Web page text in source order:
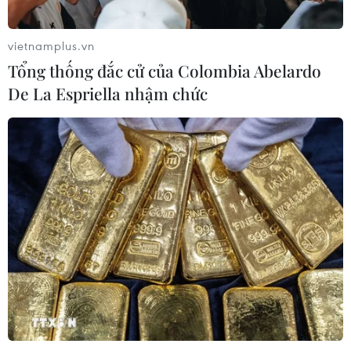
đại
07/08/2026 03:40
Nghệ nhân Đặng Văn Hậu
thổi sức sống mới cho nghệ thuật tò
he truyền thống
07/08/2026 03:19
Nghị quyết số 80-NQ/TW: Hải Phòng
- bản sắc cửa biển và chiều sâu văn
hóa
07/08/2026 03:08
Việt Nam hướng tới trở
thành trung tâm văn hóa và sáng tạo
vietnamplus.vn
Tổng thống đắc cử của Colombia Abelardo
De La Espriella nhậm chức